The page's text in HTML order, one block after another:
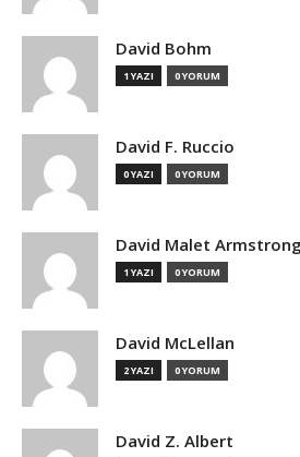
David Bohm
1 YAZI 0 YORUM
David F. Ruccio
0 YAZI 0 YORUM
David Malet Armstrong
1 YAZI 0 YORUM
David McLellan
2 YAZI 0 YORUM
David Z. Albert